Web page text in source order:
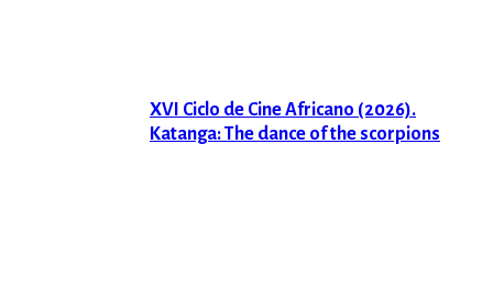
XVI Ciclo de Cine Africano (2026).
Katanga: The dance of the scorpions